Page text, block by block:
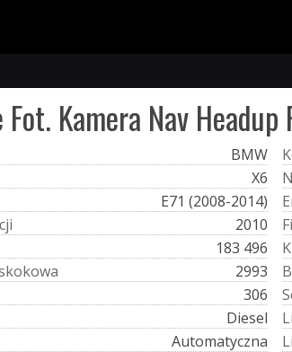
Kamera Nav Headup
BMW
X6
E71 (2008-2014)
cji
2010
183 496
kokowa
2993
306
Diesel
Automatyczna
K
N
E
Fi
K
B
S
Li
Li